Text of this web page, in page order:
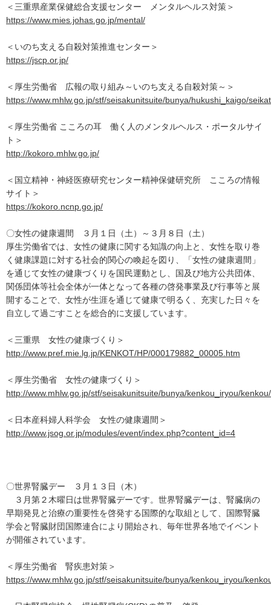
＜三重県産業保健総合支援センター メンタルヘルス対策＞
https://www.mies.johas.go.jp/mental/
＜いのち支える自殺対策推進センター＞
https://jscp.or.jp/
＜厚生労働省 広報の取り組み～いのち支える自殺対策～＞
https://www.mhlw.go.jp/stf/seisakunitsuite/bunya/hukushi_kaigo/
＜厚生労働省 こころの耳 働く人のメンタルヘルス・ポータルサイ
ト＞
http://kokoro.mhlw.go.jp/
＜国立精神・神経医療研究センター精神保健研究所 こころの情報
サイト＞
https://kokoro.ncnp.go.jp/
〇女性の健康週間 ３月１日（土）～３月８日（土）
厚生労働省では、女性の健康に関する知識の向上と、女性を取り巻
く健康課題に対する社会的関心の喚起を図り、「女性の健康週間」
を通じて女性の健康づくりを国民運動とし、国及び地方公共団体、
関係団体等社会全体が一体となって各種の啓発事業及び行事等と展
開することで、女性が生涯を通じて健康で明るく、充実した日々を
自立して過ごすことを総合的に支援しています。
＜三重県 女性の健康づくり＞
http://www.pref.mie.lg.jp/KENKOT/HP/000179882_00005.htm
＜厚生労働省 女性の健康づくり＞
http://www.mhlw.go.jp/stf/seisakunitsuite/bunya/kenkou_iryou/
＜日本産科婦人科学会 女性の健康週間＞
http://www.jsog.or.jp/modules/event/index.php?content_id=4
〇世界腎臓デー ３月１３日（木）
３月第２木曜日は世界腎臓デーです。世界腎臓デーは、腎臓病の
早期発見と治療の重要性を啓発する国際的な取組として、国際腎臓
学会と腎臓財団国際連合により開始され、毎年世界各地でイベント
が開催されています。
＜厚生労働省 腎疾患対策＞
https://www.mhlw.go.jp/stf/seisakunitsuite/bunya/kenkou_iryou/